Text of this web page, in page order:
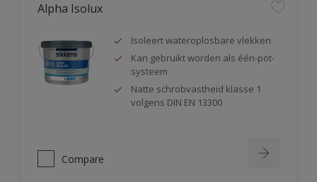
Alpha Isolux
Isoleert wateroplosbare vlekken
Kan gebruikt worden als één-pot-
systeem
Natte schrobvastheid klasse 1
volgens DIN EN 13300
Compare